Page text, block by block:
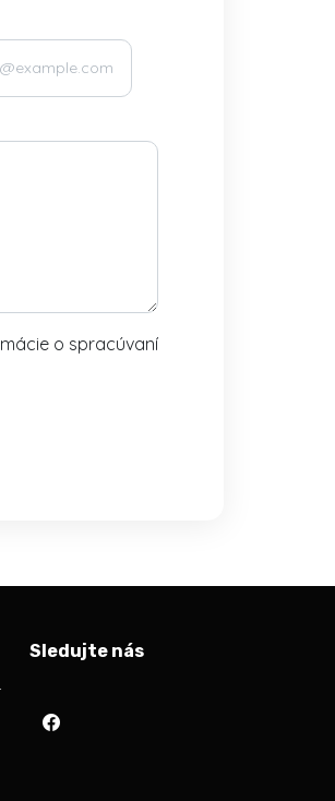
o spracúvaní
Sledujte nás